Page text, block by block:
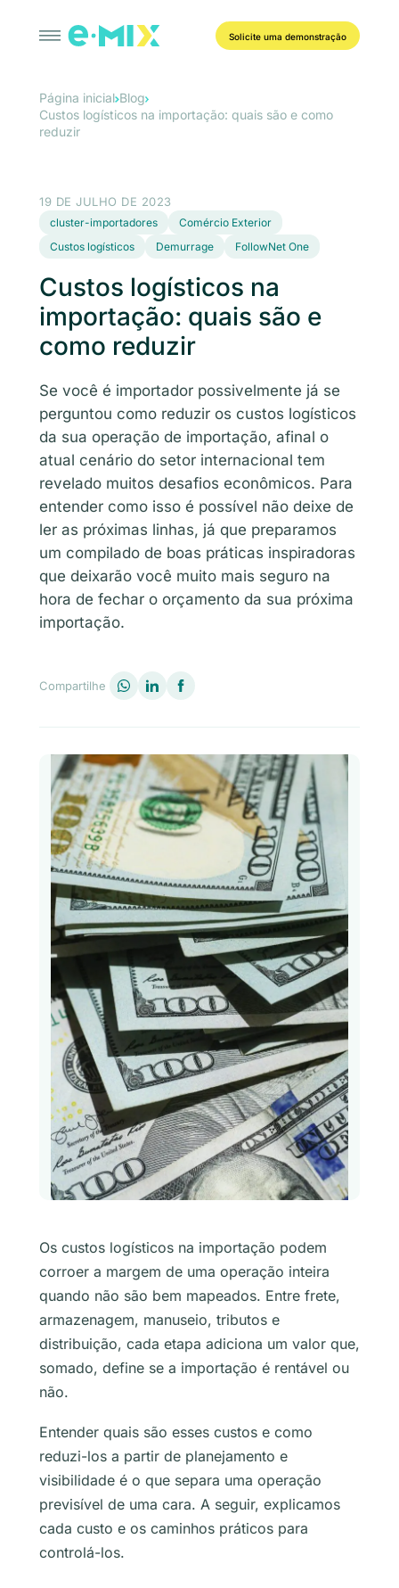
Solicite uma demonstração
Página inicial Blog
Custos logísticos na importação: quais são e como
reduzir
19 DE JULHO DE 2023
cluster-importadores
Comércio Exterior
Custos logísticos
Demurrage FollowNet One
Custos logísticos na
importação: quais são e
como reduzir
Se você é importador possivelmente já se
perguntou como reduzir os custos logísticos
da sua operação de importação, afinal o
atual cenário do setor internacional tem
revelado muitos desafios econômicos. Para
entender como isso é possível não deixe de
ler as próximas linhas, já que preparamos
um compilado de boas práticas inspiradoras
que deixarão você muito mais seguro na
hora de fechar o orçamento da sua próxima
importação.
Compartilhe
Os custos logísticos na importação podem
corroer a margem de uma operação inteira
quando não são bem mapeados. Entre frete,
armazenagem, manuseio, tributos e
distribuição, cada etapa adiciona um valor que,
somado, define se a importação é rentável ou
não.
Entender quais são esses custos e como
reduzi-los a partir de planejamento e
visibilidade é o que separa uma operação
previsível de uma cara. A seguir, explicamos
cada custo e os caminhos práticos para
controlá-los.